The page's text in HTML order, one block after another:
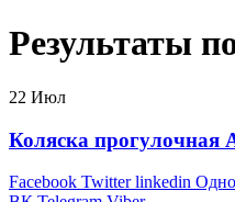
Результаты
22 Июл
Коляска прогулочная
Facebook Twitter linkedin